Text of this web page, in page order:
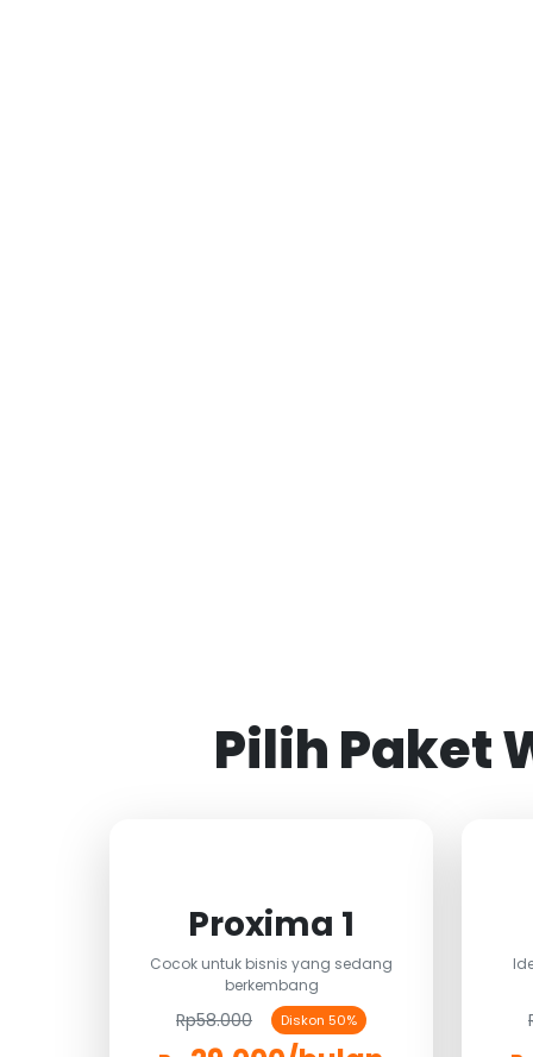
Pilih Paket
Proxima 1
Cocok untuk bisnis yang sedang
berkembang
Rp58.000 Diskon 50%